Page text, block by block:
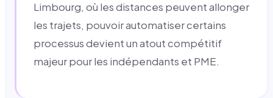
Limbourg, où les distances peuvent allonger
les trajets, pouvoir automatiser certains
processus devient un atout compétitif
majeur pour les indépendants et PME.